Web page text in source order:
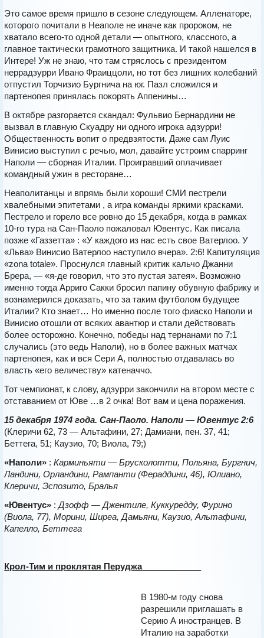
Это самое время пришло в сезоне следующем. Алленаторе,
которого почитали в Неаполе не иначе как пророком, не
хватало всего-то одной детали — опытного, классного, а
главное тактически грамотного защитника. И такой нашелся в
Интере! Уж не знаю, что там стряслось с президентом
неррадзурри Ивано Фраиццоли, но тот без лишних колебаний
отпустил Торчизио Бургнича на юг. Пазл сложился и
партенопея принялась покорять Аппенины…
В октябре разгорается скандал: Фульвио Бернардини не
вызвал в главную Скуадру ни одного игрока адзурри!
Общественность вопит о предвзятости. Даже сам Луис
Винисио выступил с речью, мол, давайте устроим спарринг
Наполи — сборная Италии. Проигравший оплачивает
командный ужин в ресторане…
Неаполитанцы и впрямь были хороши! СМИ пестрели
хвалебными эпитетами , а игра команды яркими красками.
Пестрело и горело все ровно до 15 декабря, когда в рамках
10-го тура на Сан-Паоло пожаловал Ювентус. Как писала
позже «Газзетта» : «У каждого из нас есть свое Ватерлоо. У
«Льва» Винисио Ватерлоо наступило вчера». 2:6! Капитуляция
«zona totale». Проснулся главный критик кальчо Джанни
Брера, — «я-де говорил, что это пустая затея». Возможно
именно тогда Арриго Сакки бросил папину обувную фабрику и
вознамерился доказать, что за таким футболом будущее
Италии? Кто знает… Но именно после того фиаско Наполи и
Винисио отошли от всяких авантюр и стали действовать
более осторожно. Конечно, победы над тернанами по 7:1
случались (это ведь Наполи), но в более важных матчах
партенопея, как и вся Сери А, полностью отдавалась во
власть «его величеству» катеначчо.
Тот чемпионат, к слову, адзурри закончили на втором месте с
отставанием от Юве …в 2 очка! Вот вам и цена поражения.
15 декабря 1974 года. Сан-Паоло. Наполи — Ювентус 2:6
(Клеричи 62, 73 — Альтафини, 27; Дамиани, пен. 37, 41;
Беттега, 51; Каузио, 70; Виола, 79;)
«Наполи» :Карминьяти — Брусколотти, Польяна, Бургнич,
Ландини, Орландини, Рампанти (Фераддини, 46), Юлиано,
Клеричи, Эспозито, Бралья
«Ювентус» :Дзофф — Джентиле, Куккуредду, Фурино
(Виола, 77), Морини, Ширеа, Дамьяни, Каузио, Альтафини,
Капелло, Беттега
Крол-Тим и проклятая Перуджа
В 1980-м году снова
разрешили приглашать в
Серию А иностранцев. В
Италию на заработки